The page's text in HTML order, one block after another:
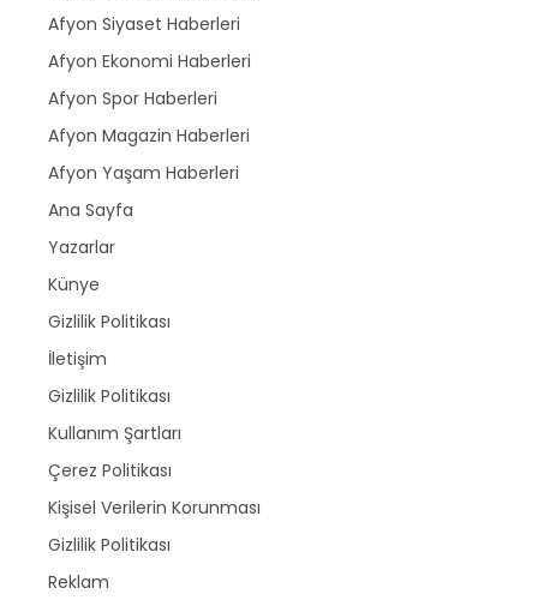
Afyon Siyaset Haberleri
Afyon Ekonomi Haberleri
Afyon Spor Haberleri
Afyon Magazin Haberleri
Afyon Yaşam Haberleri
Ana Sayfa
Yazarlar
Künye
Gizlilik Politikası
İletişim
Gizlilik Politikası
Kullanım Şartları
Çerez Politikası
Kişisel Verilerin Korunması
Gizlilik Politikası
Reklam